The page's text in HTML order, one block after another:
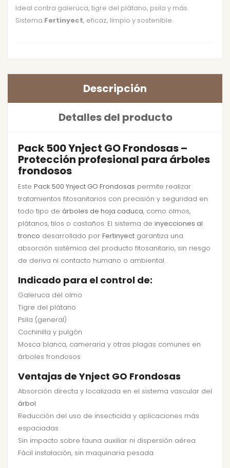
Ideal contra galeruca, tigre del plátano, psila y más.
Sistema Fertinyect, eficaz, limpio y sostenible.
Descripción
Detalles del producto
Pack 500 Ynject GO Frondosas –
Protección profesional para árboles
frondosos
Este Pack 500 Ynject GO Frondosas permite realizar
tratamientos fitosanitarios con precisión y seguridad en
todo tipo de árboles de hoja caduca, como olmos,
plátanos, tilos o castaños. El sistema de inyecciones al
tronco desarrollado por Fertinyect garantiza una
absorción sistémica del producto fitosanitario, sin riesgo
de deriva ni contacto humano o ambiental.
Indicado para el control de:
Galeruca del olmo
Tigre del plátano
Psila (general)
Cochinilla y pulgón
Mosca blanca, cameraria y otras plagas comunes en
árboles frondosos
Ventajas de Ynject GO Frondosas
Absorción directa y localizada en el sistema vascular del
árbol
Reducción del uso de insecticida y aplicaciones más
espaciadas
Sin impacto sobre fauna auxiliar ni dispersión aérea
Fácil instalación, sin maquinaria pesada